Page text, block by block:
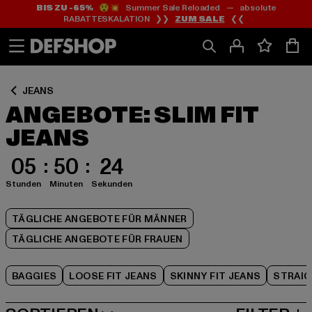
Zum
Inhalt
springen
Zum
Fußzeile
springen
BIS ZU -65%😲💥 Summer Sale Reloaded — absolute
RABATTESKALATION ❯❯ ZUM SALE ❮❮
JEANS
ANGEBOTE: SLIM FIT
JEANS
05
Stunden
50
Minuten
23
Sekunden
TÄGLICHE ANGEBOTE FÜR MÄNNER
TÄGLICHE ANGEBOTE FÜR FRAUEN
BAGGIES LOOSE FIT JEANS SKINNY FIT JEANS
Zum
Produktraster
springen